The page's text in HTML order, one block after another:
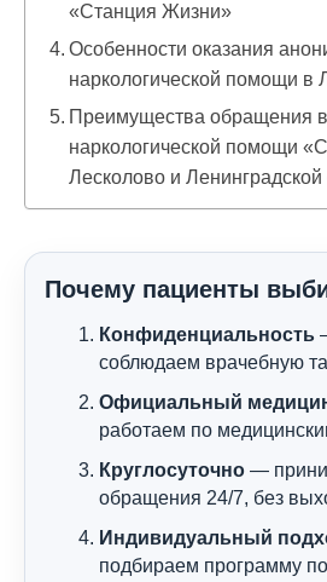
«Станция Жизни»
Особенности оказания
наркологической помощи в
Преимущества обращения
наркологической помощи
Лесколово и Ленинградской
Почему пациенты
Конфиденциальность
соблюдаем врачебную
Официальный
работаем по
Круглосуточно —
обращения 24/7, без
Индивидуальный
подбираем программу